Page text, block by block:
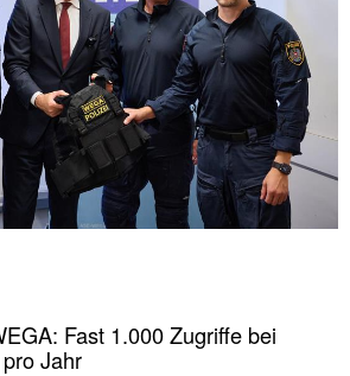
Fast 1.000 Zugriffe bei
Jahr